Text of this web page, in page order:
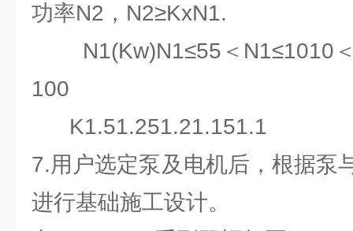
功率N2，N2≥KxN1.
N1(Kw)N1≤55＜N1≤1010＜
100
K1.51.251.21.151.1
7.用户选定泵及电机后，根据泵
进行基础施工设计。